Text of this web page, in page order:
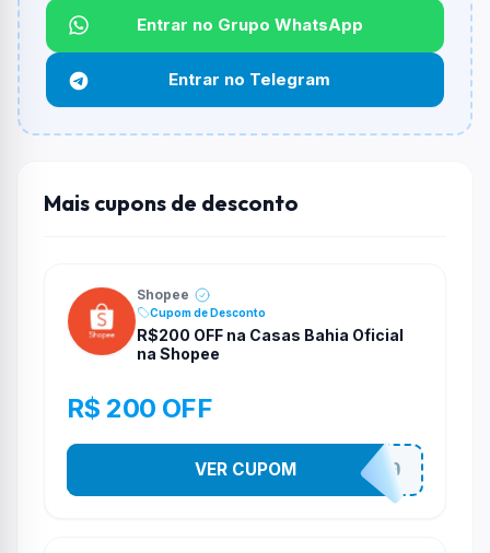
Não informado ou sem limite.
Funciona em qualquer produto?
Não necessariamente. Depende de itens participantes
e alguns vendedores ou produtos especificos podem
não aceitar cupons.
Entrar no Grupo WhatsApp
Entrar no Telegram
Mais cupons de desconto
Shopee
Cupom de Desconto
R$200 OFF na Casas Bahia Oficial
na Shopee
R$ 200 OFF
CASATE200
VER CUPOM